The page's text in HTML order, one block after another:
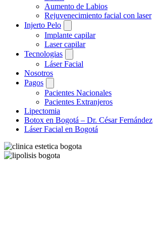
Aumento de Labios
Rejuvenecimiento facial con laser
Injerto Pelo
Implante capilar
Laser capilar
Tecnologias
Láser Facial
Nosotros
Pagos
Pacientes Nacionales
Pacientes Extranjeros
Lipectomia
Botox en Bogotá – Dr. César Fernández
Láser Facial en Bogotá